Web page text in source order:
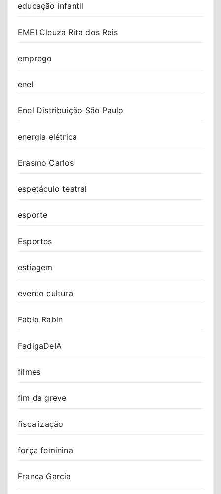
educação infantil
EMEI Cleuza Rita dos Reis
emprego
enel
Enel Distribuição São Paulo
energia elétrica
Erasmo Carlos
espetáculo teatral
esporte
Esportes
estiagem
evento cultural
Fabio Rabin
FadigaDeIA
filmes
fim da greve
fiscalização
força feminina
Franca Garcia